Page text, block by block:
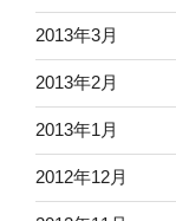
2013年3月
2013年2月
2013年1月
2012年12月